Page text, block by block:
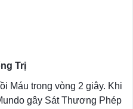
Trị
Máu trong vòng 2 giây. Khi
gây Sát Thương Phép